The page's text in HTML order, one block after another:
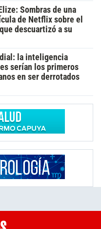
Sombras de una
de Netflix sobre el
descuartizó a su
la inteligencia
serían los primeros
en ser derrotados